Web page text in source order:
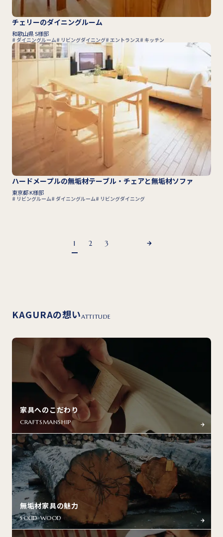
チェリーのダイニングルーム
和歌山県 S様邸
ダイニングルーム リビングダイニング エントランス キッチン
ハードメープルの無垢材テーブル・チェアと無垢材ソファ
東京都 K様邸
リビングルーム ダイニングルーム リビングダイニング
1 2 3
KAGURAの想いATTITUDE
家具へのこだわり
CRAFTSMANSHIP
無垢材家具の魅力
SOLID WOOD